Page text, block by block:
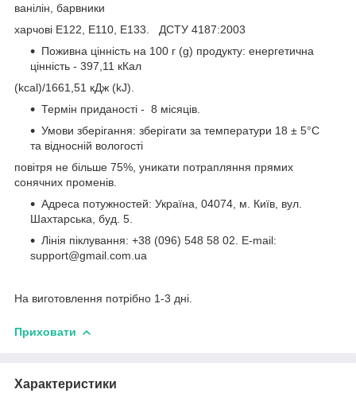
ванілін, барвники
харчові Е122, E110, E133. ДСТУ 4187:2003
Поживна цінність на 100 г (g) продукту: енергетична
цінність - 397,11 кКал
(kcal)/1661,51 кДж (kJ).
Термін приданості - 8 місяців.
Умови зберігання: зберігати за температури 18 ± 5°C
та відносній вологості
повітря не більше 75%, уникати потрапляння прямих
сонячних променів.
Адреса потужностей: Україна, 04074, м. Київ, вул.
Шахтарська, буд. 5.
Лінія піклування: +38 (096) 548 58 02. E-mail:
support@gmail.com.ua
На виготовлення потрібно 1-3 дні.
Приховати
Характеристики